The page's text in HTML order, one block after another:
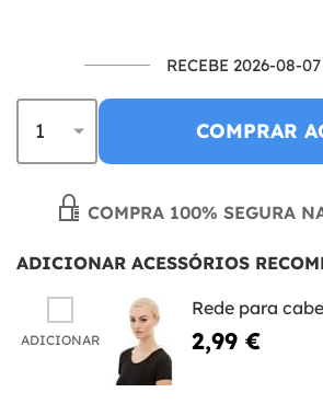
RECEBE 2026-08-07
COMPRAR
COMPRA 100% SEGURA
ADICIONAR ACESSÓRIOS
ADICIONAR
Rede para
2,99 €